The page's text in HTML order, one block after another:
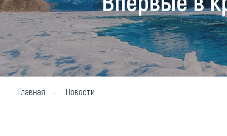
Туры Где
Главная Новости